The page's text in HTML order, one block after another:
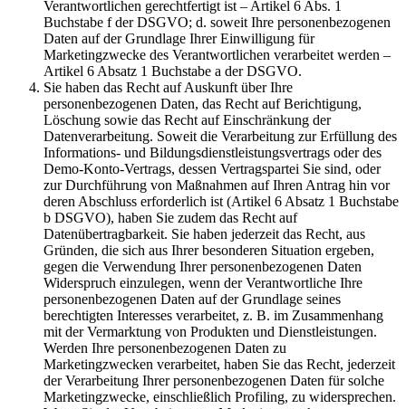
Verantwortlichen gerechtfertigt ist – Artikel 6 Abs. 1
Buchstabe f der DSGVO; d. soweit Ihre personenbezogenen
Daten auf der Grundlage Ihrer Einwilligung für
Marketingzwecke des Verantwortlichen verarbeitet werden –
Artikel 6 Absatz 1 Buchstabe a der DSGVO.
Sie haben das Recht auf Auskunft über Ihre
personenbezogenen Daten, das Recht auf Berichtigung,
Löschung sowie das Recht auf Einschränkung der
Datenverarbeitung. Soweit die Verarbeitung zur Erfüllung des
Informations- und Bildungsdienstleistungsvertrags oder des
Demo-Konto-Vertrags, dessen Vertragspartei Sie sind, oder
zur Durchführung von Maßnahmen auf Ihren Antrag hin vor
deren Abschluss erforderlich ist (Artikel 6 Absatz 1 Buchstabe
b DSGVO), haben Sie zudem das Recht auf
Datenübertragbarkeit. Sie haben jederzeit das Recht, aus
Gründen, die sich aus Ihrer besonderen Situation ergeben,
gegen die Verwendung Ihrer personenbezogenen Daten
Widerspruch einzulegen, wenn der Verantwortliche Ihre
personenbezogenen Daten auf der Grundlage seines
berechtigten Interesses verarbeitet, z. B. im Zusammenhang
mit der Vermarktung von Produkten und Dienstleistungen.
Werden Ihre personenbezogenen Daten zu
Marketingzwecken verarbeitet, haben Sie das Recht, jederzeit
der Verarbeitung Ihrer personenbezogenen Daten für solche
Marketingzwecke, einschließlich Profiling, zu widersprechen.